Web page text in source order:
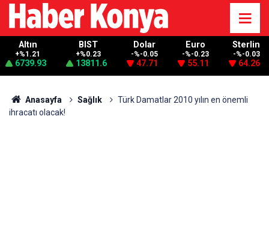
Altın
+%1.21
6739.93
BIST
+%0.23
13811.6
Dolar
-%-0.05
47.71
Euro
-%-0.23
55.11
Sterlin
-%-0.03
64.26
Anasayfa Sağlık
Türk Damatlar 2010 yılın en önemli
ihracatı olacak!